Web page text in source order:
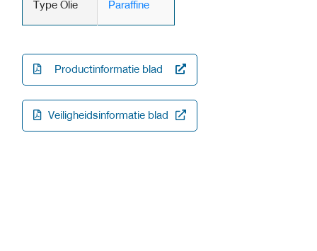
Type Olie Paraffine
Productinformatie blad
Veiligheidsinformatie blad